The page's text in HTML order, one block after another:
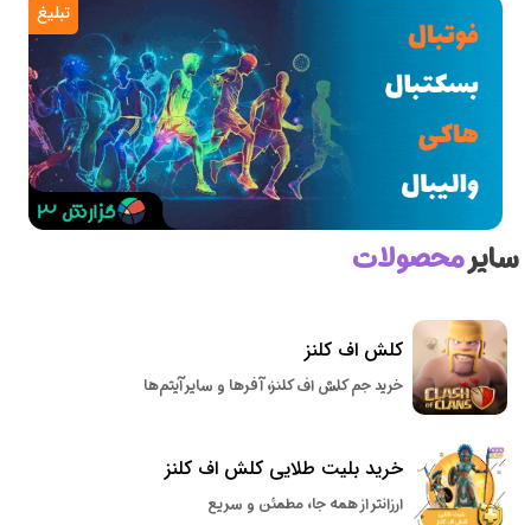
تبلیغ
سایرمحصولات
کلش اف کلنز
خرید جم کلش اف کلنز، آفرها و سایر آیتم‌ها
خرید بلیت طلایی کلش اف کلنز
ارزانتر از همه جا، مطمئن و سریع